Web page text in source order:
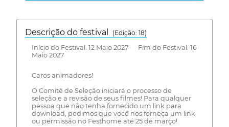
Descrição do festival
(Edição: 18)
Início do Festival: 12 Maio 2027 Fim do Festival: 16
Maio 2027
Caros animadores!
O Comitê de Seleção iniciará o processo de
seleção e a revisão de seus filmes! Para qualquer
pessoa que não tenha fornecido um link para
download, pedimos que você nos forneça um link
ou permissão no Festhome até 25 de março!